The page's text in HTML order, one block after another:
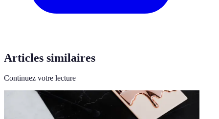
Articles similaires
Continuez votre lecture